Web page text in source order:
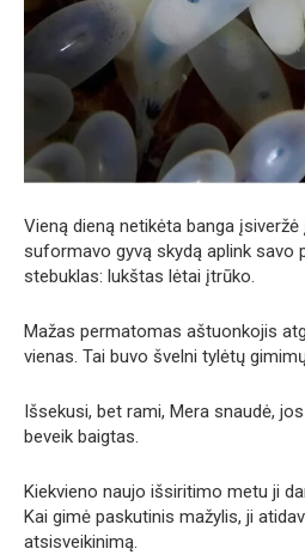
Vieną dieną netikėta banga
suformavo gyvą skydą aplink savo
stebuklas: lukštas lėtai įtrūko.
Mažas permatomas aštuonkojis
vienas. Tai buvo švelni tylėtų
Išsekusi, bet rami, Mera snaudė,
beveik baigtas.
Kiekvieno naujo išsiritimo metu ji
Kai gimė paskutinis mažylis, ji
atsisveikinimą.